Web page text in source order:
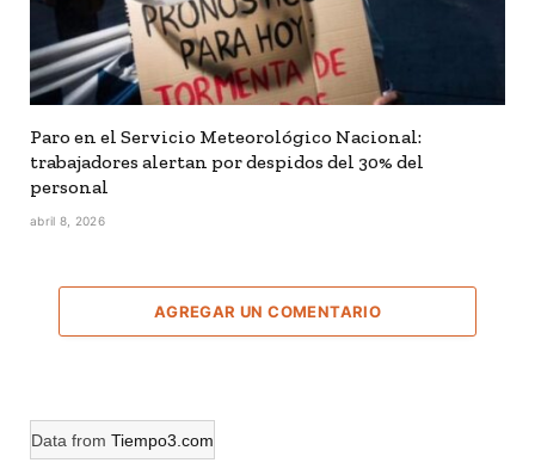
Paro en el Servicio Meteorológico Nacional:
trabajadores alertan por despidos del 30% del
personal
abril 8, 2026
AGREGAR UN COMENTARIO
Data from Tiempo3.com